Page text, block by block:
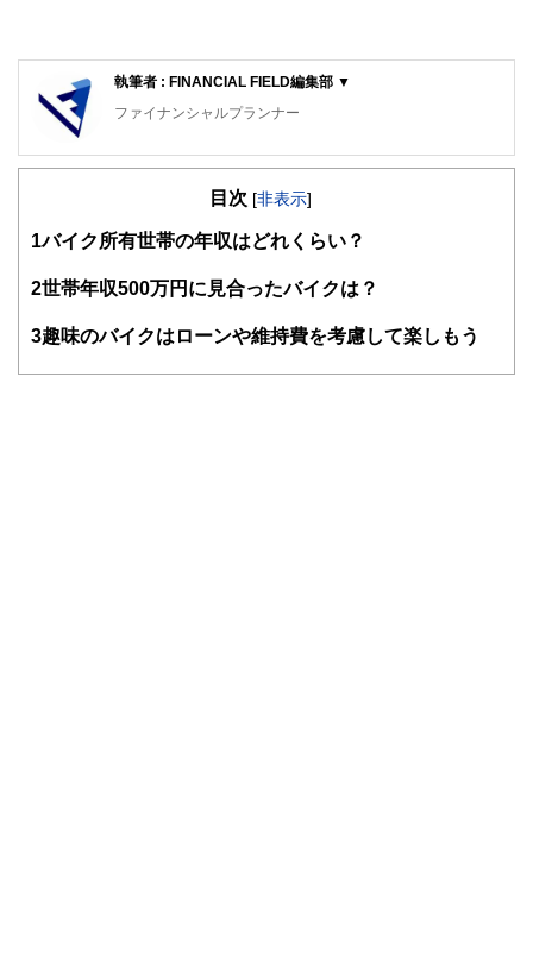
執筆者 : FINANCIAL FIELD編集部 ▼
ファイナンシャルプランナー
FinancialField編集部は、金融、経済に関する記事を、日々
知識がない方でも理解できるようわかりやすく発信していま
得者を中心に「お金や暮らし」に関する書籍・雑誌の編集経
験者で構成され、企画立案から記事掲載まですべての工程に
目次 [非表示]
1 バイク所有世帯の年収はどれくらい？
2世帯年収500万円に見合ったバイクは？
3趣味のバイクはローンや維持費を考慮して楽しもう